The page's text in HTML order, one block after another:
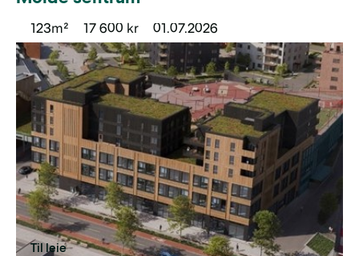
123m² 17 600 kr 01.07.2026
Til leie